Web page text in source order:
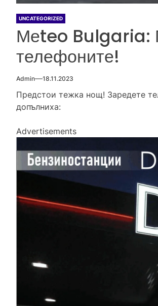
UNCATEGORIZED
Меteo Bulgaria:
телефоните!
Admin 18.11.2023
Предстои тежка нощ! Заредете
допълниха:
Advertisements